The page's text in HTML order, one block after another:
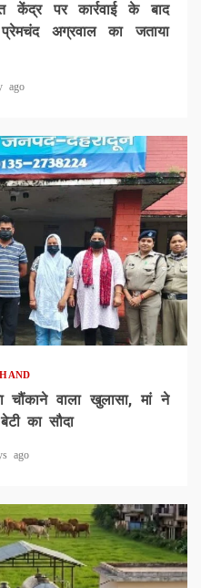
केंद्र पर कार्रवाई के बाद
अग्रवाल का जताया
ago
वाला खुलासा, मां ने
का सौदा
ago